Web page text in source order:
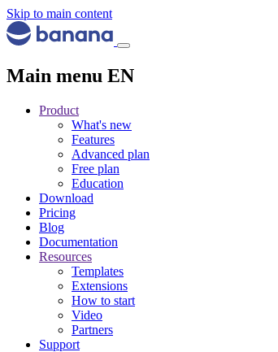
Skip to main content
Main menu EN
Product
What's new
Features
Advanced plan
Free plan
Education
Download
Pricing
Blog
Documentation
Resources
Templates
Extensions
How to start
Video
Partners
Support